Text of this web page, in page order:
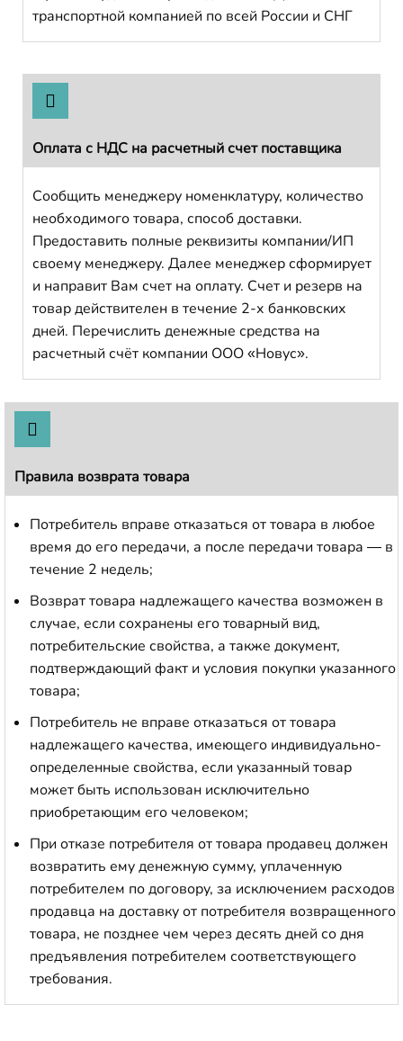
транспортной компанией по всей России и СНГ
Оплата с НДС на расчетный счет поставщика
Сообщить менеджеру номенклатуру, количество
необходимого товара, способ доставки.
Предоставить полные реквизиты компании/ИП
своему менеджеру. Далее менеджер сформирует
и направит Вам счет на оплату. Счет и резерв на
товар действителен в течение 2-х банковских
дней. Перечислить денежные средства на
расчетный счёт компании ООО «Новус».
Правила возврата товара
Потребитель вправе отказаться от товара в любое
время до его передачи, а после передачи товара — в
течение 2 недель;
Возврат товара надлежащего качества возможен в
случае, если сохранены его товарный вид,
потребительские свойства, а также документ,
подтверждающий факт и условия покупки указанного
товара;
Потребитель не вправе отказаться от товара
надлежащего качества, имеющего индивидуально-
определенные свойства, если указанный товар
может быть использован исключительно
приобретающим его человеком;
При отказе потребителя от товара продавец должен
возвратить ему денежную сумму, уплаченную
потребителем по договору, за исключением расходов
продавца на доставку от потребителя возвращенного
товара, не позднее чем через десять дней со дня
предъявления потребителем соответствующего
требования.